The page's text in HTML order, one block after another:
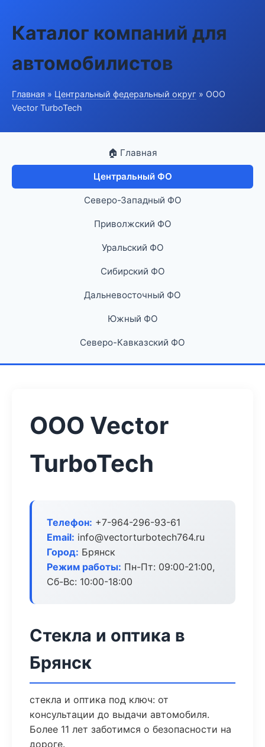
Каталог компаний для
автомобилистов
Главная » Центральный федеральный округ » ООО
Vector TurboTech
🏠 Главная
Центральный ФО
Северо-Западный ФО
Приволжский ФО
Уральский ФО
Сибирский ФО
Дальневосточный ФО
Южный ФО
Северо-Кавказский ФО
ООО Vector
TurboTech
Телефон: +7-964-296-93-61
Email: info@vectorturbotech764.ru
Город: Брянск
Режим работы: Пн-Пт: 09:00-21:00,
Сб-Вс: 10:00-18:00
Стекла и оптика в
Брянск
стекла и оптика под ключ: от
консультации до выдачи автомобиля.
Более 11 лет заботимся о безопасности на
дороге.